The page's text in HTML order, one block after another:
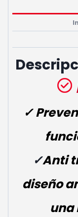
✓
✓Anti
diseño
una